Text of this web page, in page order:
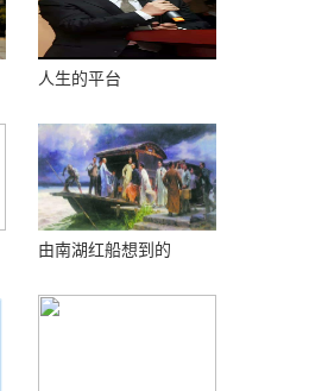
人生的平台
由南湖红船想到的